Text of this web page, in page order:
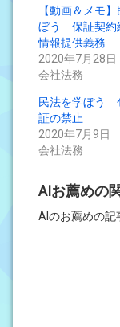
有
(新
し
い
ウ
ィ
ン
ド
ウ
で
開
き
ま
す)
リ
ッ
ク
し
て
く
だ
ィ
ン
開
き
ま
す)
【動画＆メモ
ぼう 保証契約
情報提供義務
2020年7月28日
会社法務
民法を学ぼう
証の禁止
2020年7月9日
会社法務
AIお薦めの
AIのお薦めの記